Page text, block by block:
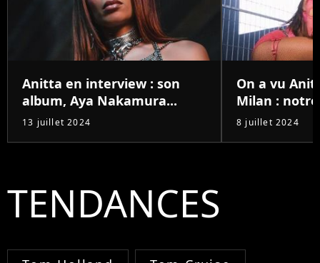
Anitta en interview : son
album, Aya Nakamura...
13 juillet 2024
On a vu
Milan :
8 juillet 2024
TENDANCES